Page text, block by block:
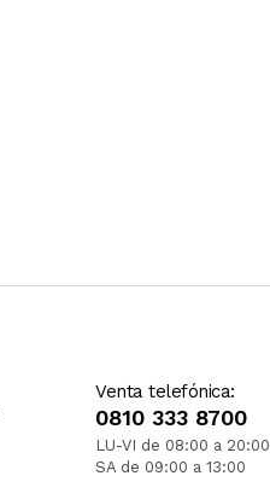
Venta telefónica:
0810 333 8700
LU-VI de 08:00 a 20:00
SA de 09:00 a 13:00